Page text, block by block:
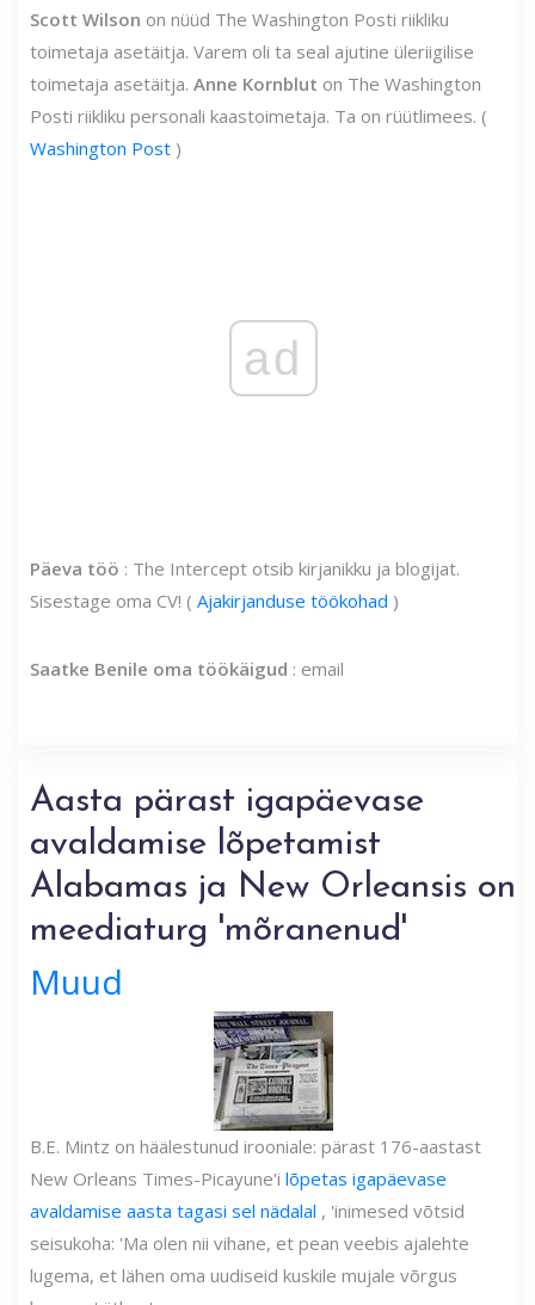
Scott Wilson on nüüd The Washington Posti riikliku
toimetaja asetäitja. Varem oli ta seal ajutine üleriigilise
toimetaja asetäitja. Anne Kornblut on The Washington
Posti riikliku personali kaastoimetaja. Ta on rüütlimees. (
Washington Post )
ad
Päeva töö : The Intercept otsib kirjanikku ja blogijat.
Sisestage oma CV! ( Ajakirjanduse töökohad )
Saatke Benile oma töökäigud : email
Aasta pärast igapäevase
avaldamise lõpetamist
Alabamas ja New Orleansis on
meediaturg 'mõranenud'
Muud
B.E. Mintz on häälestunud irooniale: pärast 176-aastast
New Orleans Times-Picayune'i lõpetas igapäevase
avaldamise aasta tagasi sel nädalal , 'inimesed võtsid
seisukoha: 'Ma olen nii vihane, et pean veebis ajalehte
lugema, et lähen oma uudiseid kuskile mujale võrgus